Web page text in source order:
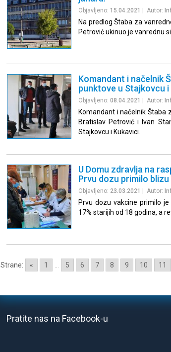
Objavljeno: 15.04.2021 | Autor:
Na predlog Štaba za
Petrović ukinuo je vanrednu
Komandant i načelnik
punktove u Stajkovcu i
Objavljeno: 08.04.2021 | Autor:
Komandant i načelnik Štaba
Bratislav Petrović i Ivan
Stajkovcu i Kukavici.
U Domu zdravlja na
Prvu dozu primilo blizu
Objavljeno: 23.03.2021 | Autor:
Prvu dozu vakcine primilo
17% starijih od 18 godina, a
Strane: « 1 5 6 7 8 9 10 11
Pratite nas na Facebook-u